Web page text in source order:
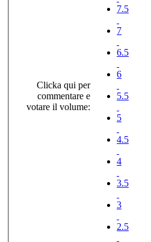
Clicka qui per
commentare e
votare il volume:
7.5
7
6.5
6
5.5
5
4.5
4
3.5
3
2.5